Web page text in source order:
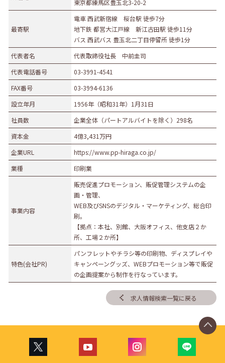
東京都練馬区豊玉北3-20-2
最寄駅
電車 西武新宿線 桜台駅 徒歩7分
地下鉄 都営大江戸線 新江古田駅 徒歩11分
バス 西武バス 豊玉北二丁目停留所 徒歩1分
代表者名
代表取締役社長 中前圭司
代表電話番号
03-3991-4541
FAX番号
03-3994-6136
設立年月
1956年（昭和31年）1月31日
社員数
企業全体（パートアルバイトを除く）298名
資本金
4億3,431万円
企業URL
https://www.pp-hiraga.co.jp/
業種
印刷業
事業内容
販売促進プロモーション、販促管理システムの企
画・管理、
WEB及びSNSのデジタル・マーケティング、総合印
刷。
【拠点：本社、別館、大阪オフィス、他支店２か
所、工場２か所】
特色(会社PR)
パンフレットやチラシ等の印刷物、ディスプレイや
キャンペーングッズ、WEBプロモーション等で販促
の企画提案から制作を行なっています。
求人情報検索一覧に戻る